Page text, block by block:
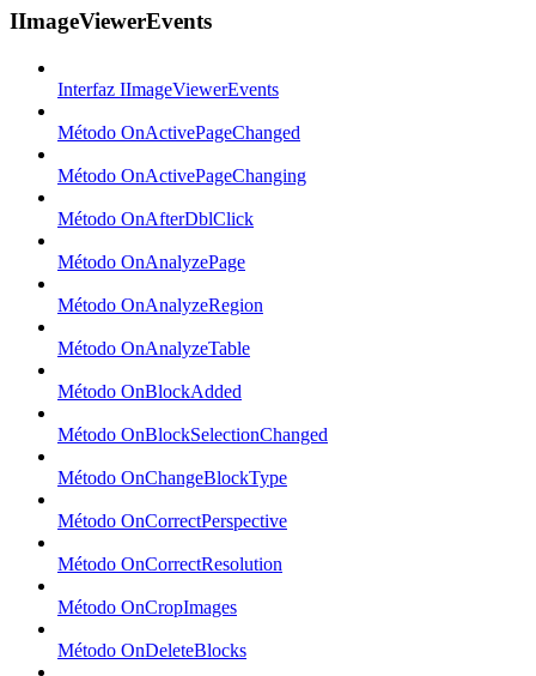
IImageViewerEvents
Interfaz IImageViewerEvents
Método OnActivePageChanged
Método OnActivePageChanging
Método OnAfterDblClick
Método OnAnalyzePage
Método OnAnalyzeRegion
Método OnAnalyzeTable
Método OnBlockAdded
Método OnBlockSelectionChanged
Método OnChangeBlockType
Método OnCorrectPerspective
Método OnCorrectResolution
Método OnCropImages
Método OnDeleteBlocks